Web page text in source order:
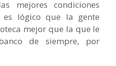
mejores condiciones
es lógico que la gente
mejor que la que le
de siempre, por